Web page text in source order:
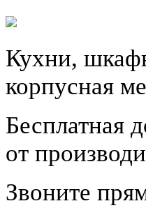
Кухни,
корпусная
Бесплатная
от
Звоните